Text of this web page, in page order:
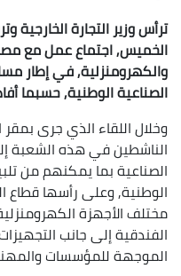
ترأس وزير التجارة الخارجية
الخميس, اجتماع عمل مع
والكهرومنزلية, في إطار
الصناعية الوطنية, حسبما أفاد
وخلال اللقاء الذي جرى بمقر
الناشطين في هذه الشعبة
الصناعية بما يمكنهم من
الوطنية, وعلى رأسها قطاع
مختلف الأجهزة
الفندقية إلى جانب التجهيزات
الموجهة للمؤسسات